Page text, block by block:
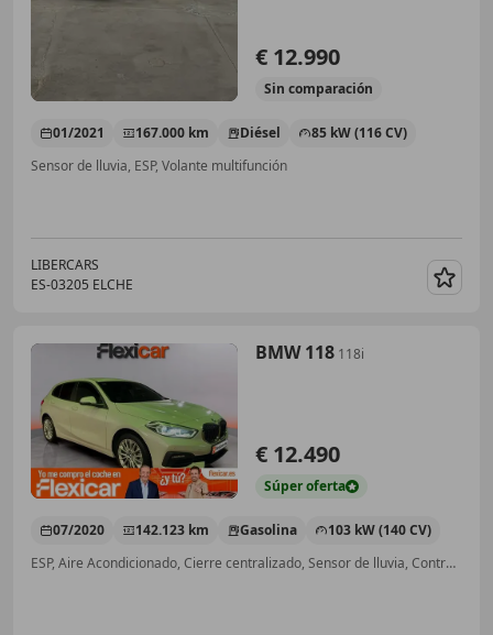
€ 12.990
Sin comparación
01/2021 167.000 km Diésel
85 kW (116 CV)
Sensor de lluvia, ESP, Volante multifunción
LIBERCARS
ES-03205 ELCHE
BMW 118 118i
€ 12.490
Súperoferta
07/2020 142.123 km Gasolina
103 kW (140 CV)
ESP, Aire Acondicionado, Cierre centralizado, Sensor de lluvia, Control de tracción, Faros antiniebla, Volante multifunción